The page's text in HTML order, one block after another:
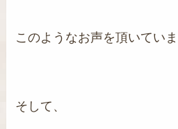
このようなお声を頂いてい
そして、